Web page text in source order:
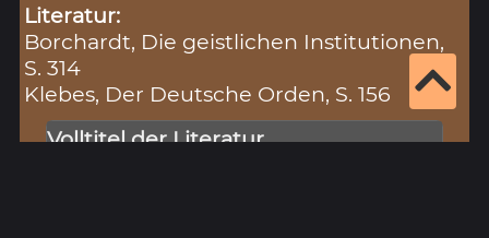
Literatur:
Borchardt, Die geistlichen Institutionen,
S. 314
Klebes, Der Deutsche Orden, S. 156
Volltitel der Literatur